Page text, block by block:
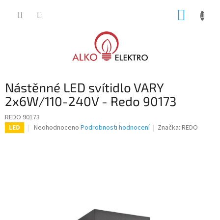
Nástěnné LED svítidlo VARY
2x6W/110-240V - Redo 90173
REDO 90173
LED
Průměrné
Neohodnoceno Podrobnosti hodnocení Značka:REDO